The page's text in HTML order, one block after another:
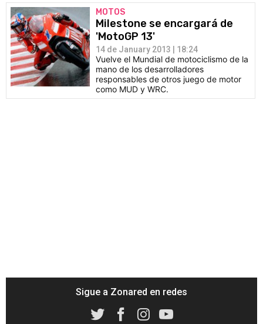
MOTOS
Milestone se encargará de
'MotoGP 13'
14 de January 2013 | 18:24
Vuelve el Mundial de motociclismo de la
mano de los desarrolladores
responsables de otros juego de motor
como MUD y WRC.
Sigue a Zonared en redes